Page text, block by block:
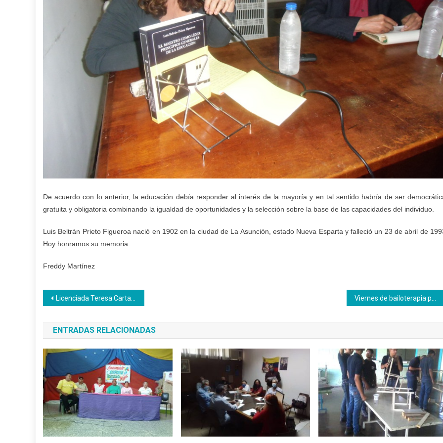
De acuerdo con lo anterior, la educación debía responder al interés de la mayoría y en tal sentido habría de ser
gratuita y obligatoria combinando la igualdad de oportunidades y la selección sobre la base de las capacidades del individuo.
Luis Beltrán Prieto Figueroa nació en 1902 en la ciudad de La Asunción, estado Nueva Esparta y falleció un 23 de abril de
Hoy honramos su memoria.
Freddy Martínez
Navegación
de
entradas
Licenciada Teresa Cartagena asume jefatura de la División de Formación Profesional de Inces Vargas
ENTRADAS RELACIONADAS